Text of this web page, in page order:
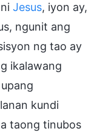
Jesus, iyon ay,
ngunit ang
ng tao ay
ikalawang
kundi
taong tinubos